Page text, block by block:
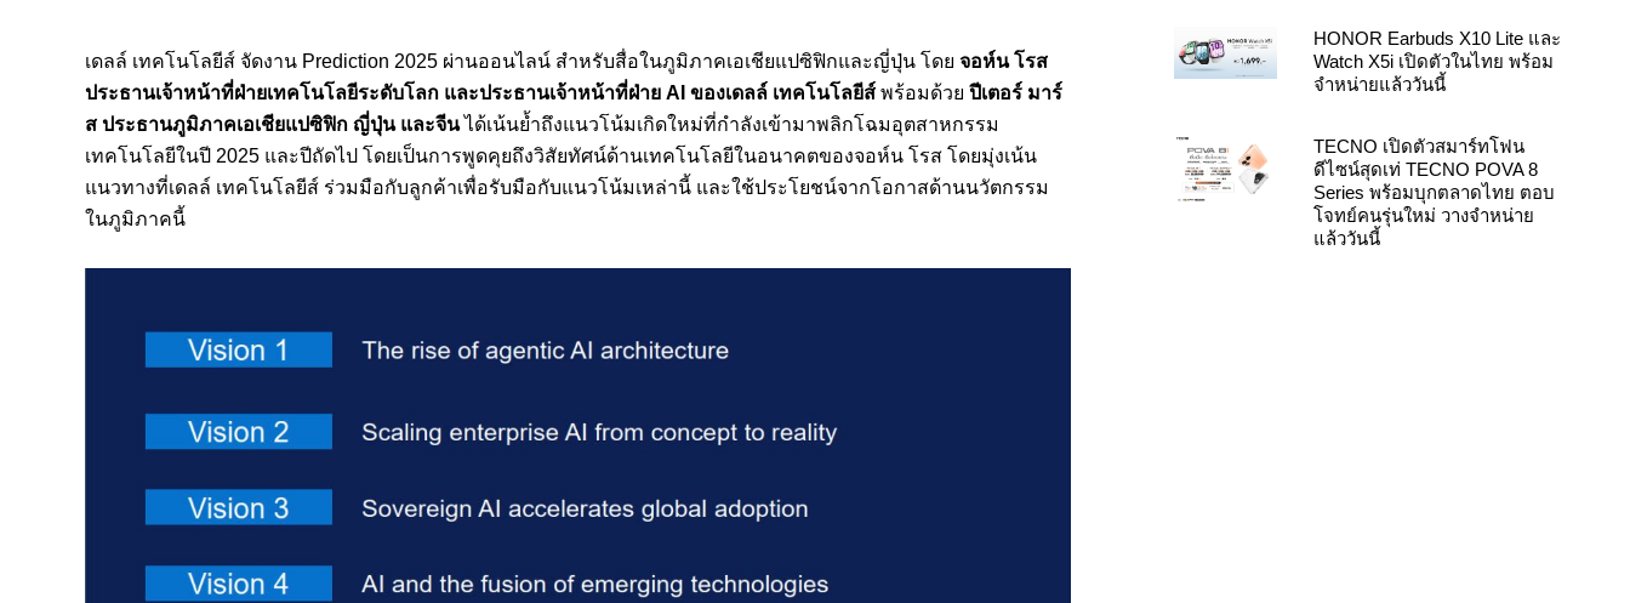
เดลล์ เทคโนโลยีส์ จัดงาน Prediction 2025 ผ่านออนไลน์ สำหรับสื่อในภูมิภาคเอเชียแปซิฟิกและญี่ปุ่น โดย จอห์นโรส
ประธานเจ้าหน้าที่ฝ่ายเทคโนโลยีระดับโลก และประธานเจ้าหน้าที่ฝ่ายAI ของเดลล์ เทคโนโลยีส์พร้อมด้วย ปีเตอร์ มาร์
สประธานภูมิภาคเอเชียแปซิฟิก ญี่ปุ่น และจีนได้เน้นย้ำถึงแนวโน้มเกิดใหม่ที่กำลังเข้ามาพลิกโฉมอุตสาหกรรม
เทคโนโลยีในปี 2025 และปีถัดไป โดยเป็นการพูดคุยถึงวิสัยทัศน์ด้านเทคโนโลยีในอนาคตของจอห์น โรส โดยมุ่งเน้น
แนวทางที่เดลล์ เทคโนโลยีส์ ร่วมมือกับลูกค้าเพื่อรับมือกับแนวโน้มเหล่านี้ และใช้ประโยชน์จากโอกาสด้านนวัตกรรม
ในภูมิภาคนี้
HONOR Earbuds X10 Lite และ
Watch X5i เปิดตัวในไทย พร้อม
จำหน่ายแล้ววันนี้
TECNO เปิดตัวสมาร์ทโฟน
ดีไซน์สุดเท่ TECNO POVA 8
Series พร้อมบุกตลาดไทย ตอบ
โจทย์คนรุ่นใหม่ วางจำหน่าย
แล้ววันนี้